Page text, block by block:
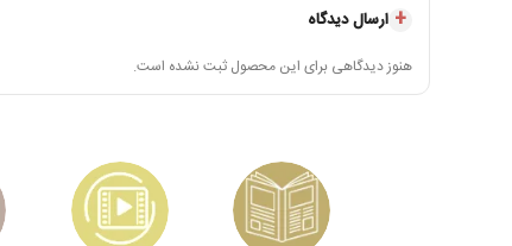
ارسال دیدگاه
هنوز دیدگاهی برای این محصول ثبت نشده است.